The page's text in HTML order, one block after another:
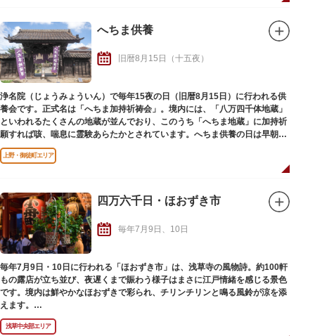
し、開催当初は本格的なサンバチームは少なく、仮装コンテスト的様相の強
いイベントでしたが、年々、楽器を揃え、衣装を工夫し「サンバ」を追求す
るチームが増え、リオデジャネイロのカーニバルをお手本とする出場チーム
の努力などもあり、非常にレベルが高い、北半球最大級のサンバカーニバル
に成長しました。
一日限りの開催でありながら、近年では約50万人の人出があり、馬道通り～
雷門通りを会場に、参加するサンバチームは規模などに応じてグループ分け
がなされ、表現力や衣装、演奏、ダンスなどの観点から採点方式で優勝を競
い合うコンテストとなっています。
へちま供養
旧暦8月15日（十五夜）
浄名院（じょうみょういん）で毎年15夜の日（旧暦8月15日）に行われる供
養会です。正式名は「へちま加持祈祷会」。境内には、「八万四千体地蔵」
といわれるたくさんの地蔵が並んでおり、このうち「へちま地蔵」に加持祈
願すれば咳、喘息に霊験あらたかとされています。へちま供養の日は早朝よ
り夕方までお札を求める全国からの参拝者で溢れ、賑わっています。
上野・御徒町エリア
四万六千日・ほおずき市
毎年7月9日、10日
毎年7月9日・10日に行われる「ほおずき市」は、浅草寺の風物詩。約100軒
もの露店が立ち並び、夜遅くまで賑わう様子はまさに江戸情緒を感じる景色
です。境内は鮮やかなほおずきで彩られ、チリンチリンと鳴る風鈴が涼を添
えます。
浅草寺では、「参拝すると数百～数千日分の功徳が得られる」とされる功徳
日が月に1度設けられていますが、特に7月10日は46,000日分の功徳がある
浅草中央部エリア